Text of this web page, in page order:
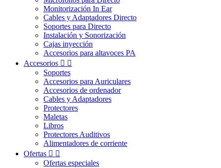
Monitorización In Ear
Cables y Adaptadores Directo
Soportes para Directo
Instalación y Sonorización
Cajas inyección
Accesorios para altavoces PA
Accesorios  
Soportes
Accesorios para Auriculares
Accesorios de ordenador
Cables y Adaptadores
Protectores
Maletas
Libros
Protectores Auditivos
Alimentadores de corriente
Ofertas  
Ofertas especiales